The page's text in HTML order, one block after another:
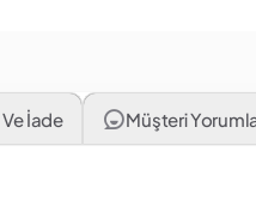
İade Müşteri